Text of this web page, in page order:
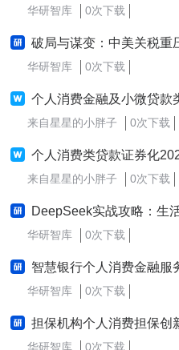
华研智库 0次下载
破局与谋变：中美关税重压下生活消费
华研智库 0次下载
个人消费金融及小微贷款类资产
来自星星的小胖子 0次下载
个人消费类贷款证券化2024
来自星星的小胖子 0次下载
DeepSeek实战攻略：生活消费品展览
华研智库 0次下载
智慧银行个人消费金融服
华研智库 0次下载
担保机构个人消费担保创
华研智库 0次下载